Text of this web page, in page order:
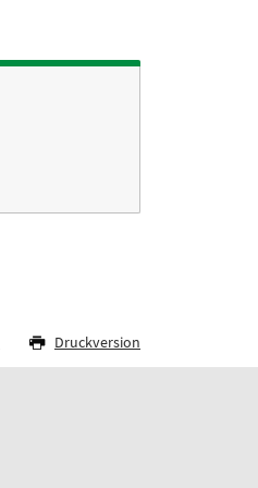
Druckversion